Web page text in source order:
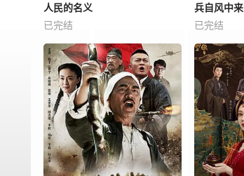
人民的名义
已完结
兵自风中来
已完结